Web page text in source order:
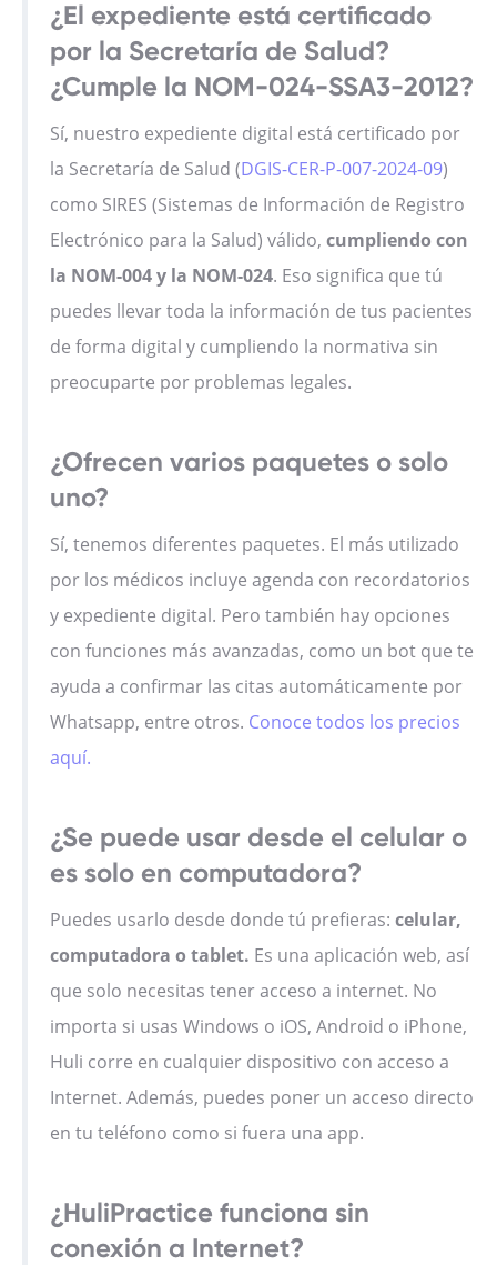
¿El expediente está certificado
por la Secretaría de Salud?
¿Cumple la NOM-024-SSA3-2012?
Sí, nuestro expediente digital está certificado por
la Secretaría de Salud (DGIS-CER-P-007-2024-09)
como SIRES (Sistemas de Información de Registro
Electrónico para la Salud) válido, cumpliendo con
la NOM-004 y la NOM-024. Eso significa que tú
puedes llevar toda la información de tus pacientes
de forma digital y cumpliendo la normativa sin
preocuparte por problemas legales.
¿Ofrecen varios paquetes o solo
uno?
Sí, tenemos diferentes paquetes. El más utilizado
por los médicos incluye agenda con recordatorios
y expediente digital. Pero también hay opciones
con funciones más avanzadas, como un bot que te
ayuda a confirmar las citas automáticamente por
Whatsapp, entre otros. Conoce todos los precios
aquí.
¿Se puede usar desde el celular o
es solo en computadora?
Puedes usarlo desde donde tú prefieras: celular,
computadora o tablet. Es una aplicación web, así
que solo necesitas tener acceso a internet. No
importa si usas Windows o iOS, Android o iPhone,
Huli corre en cualquier dispositivo con acceso a
Internet. Además, puedes poner un acceso directo
en tu teléfono como si fuera una app.
¿HuliPractice funciona sin
conexión a Internet?